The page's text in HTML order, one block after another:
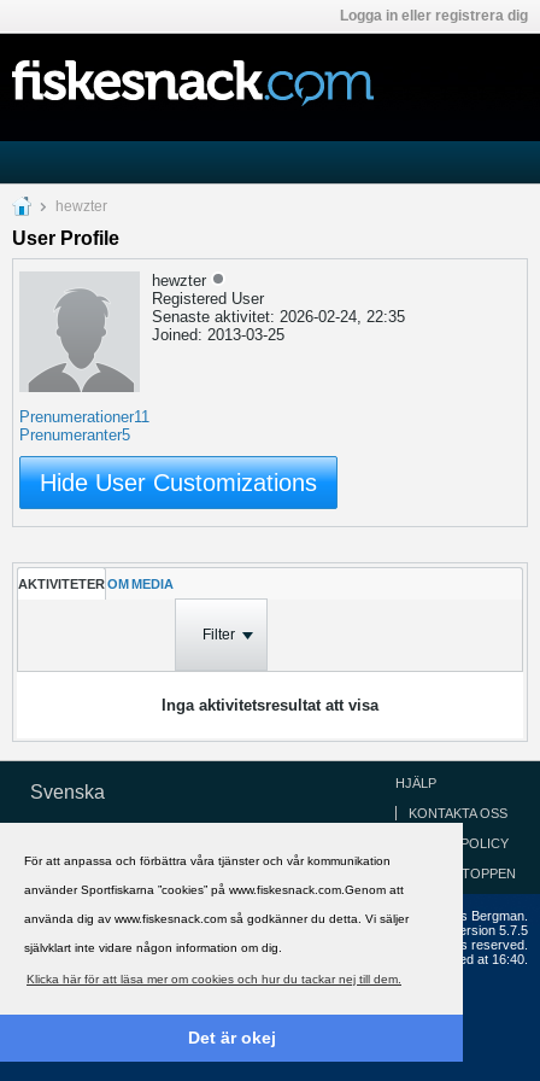
För att anpassa och förbättra våra tjänster och vår kommunikation
använder Sportfiskarna ”cookies” på www.fiskesnack.com.Genom att
använda dig av www.fiskesnack.com så godkänner du detta. Vi säljer
självklart inte vidare någon information om dig.
Klicka här för att läsa mer om cookies och hur du tackar nej till dem.
Det är okej
Logga in eller registrera dig
hewzter
User Profile
hewzter
Registered User
Senaste aktivitet: 2026-02-24, 22:35
Joined: 2013-03-25
Prenumerationer11
Prenumeranter5
Hide User Customizations
AKTIVITETER OM MEDIA
Filter
Inga aktivitetsresultat att visa
Svenska HJÄLP
KONTAKTA OSS
COOKIEPOLICY
GÅ TILL TOPPEN
Copyright ©2002 - 2021, FiskeSnack.com. Grundad 2002 av Anders Bergman.
vBulletin®
Version 5.7.5
Copyright © 2026 MH Sub I, LLC dba vBulletin. All rights reserved.
All times are GMT+1. This page was generated at 16:40.